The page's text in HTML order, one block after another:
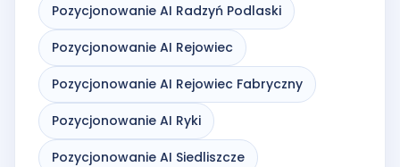
Pozycjonowanie AI Radzyń Podlaski
Pozycjonowanie AI Rejowiec
Pozycjonowanie AI Rejowiec Fabryczny
Pozycjonowanie AI Ryki
Pozycjonowanie AI Siedliszcze